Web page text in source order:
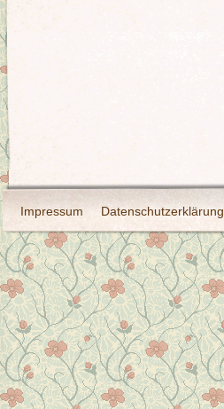
Impressum Datenschutzerklärung